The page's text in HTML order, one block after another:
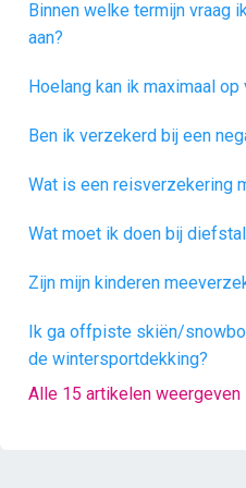
Binnen welke termijn vraag
aan?
Hoelang kan ik maximaal op
Ben ik verzekerd bij een
Wat is een reisverzekering
Wat moet ik doen bij
Zijn mijn kinderen
Ik ga offpiste skiën/
de wintersportdekking?
Alle 15 artikelen weergeven